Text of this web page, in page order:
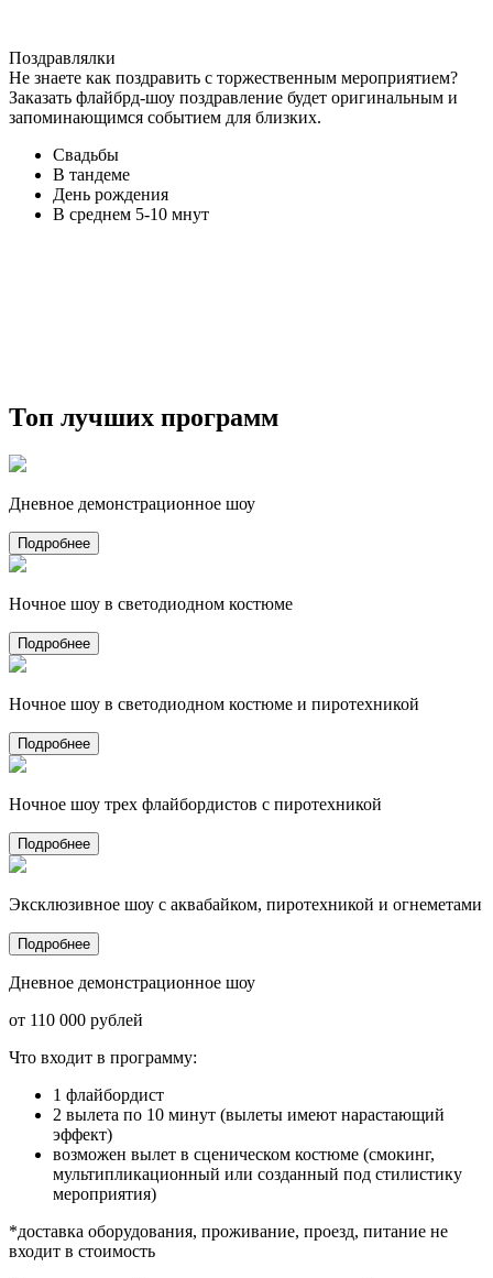
Поздравлялки
Не знаете как поздравить с торжественным мероприятием?
Заказать флайбрд-шоу поздравление будет оригинальным и
запоминающимся событием для близких.
Свадьбы
В тандеме
День рождения
В среднем 5-10 мнут
Топ лучших программ
Дневное демонстрационное шоу
Подробнее
Ночное шоу в светодиодном костюме
Подробнее
Ночное шоу в светодиодном костюме и пиротехникой
Подробнее
Ночное шоу трех флайбордистов с пиротехникой
Подробнее
Эксклюзивное шоу с аквабайком, пиротехникой и огнеметами
Подробнее
Дневное демонстрационное шоу
от 110 000 рублей
Что входит в программу:
1 флайбордист
2 вылета по 10 минут (вылеты имеют нарастающий
эффект)
возможен вылет в сценическом костюме (смокинг,
мультипликационный или созданный под стилистику
мероприятия)
*доставка оборудования, проживание, проезд, питание не
входит в стоимость